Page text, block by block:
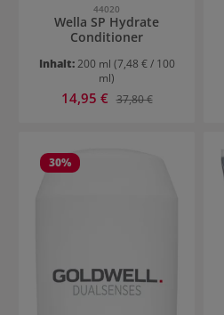
44020
Wella SP Hydrate
Conditioner
Inhalt:200 ml (7,48 € / 100
ml)
Verkaufspreis:
14,95 € Regulärer Preis:
37,80 €
30%